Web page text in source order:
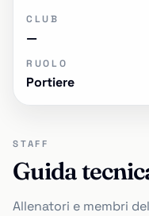
CLUB
—
RUOLO
Portiere
STAFF
Guida
Allenatori e membri